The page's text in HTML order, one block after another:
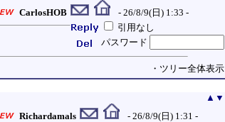
CarlosHOB
- 26/8/9(日) 1:33 -
引用なし
パスワード
・ツリー全体表示
▲ ▼
Richardamals
- 26/8/9(日) 1:31 -